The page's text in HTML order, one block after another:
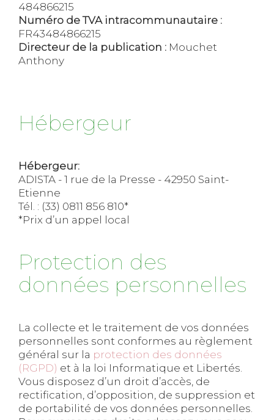
484866215
Numéro de TVA intracommunautaire :
FR43484866215
Directeur de la publication : Mouchet
Anthony
Hébergeur
Hébergeur:
ADISTA - 1 rue de la Presse - 42950 Saint-
Etienne
Tél. : (33) 0811 856 810*
*Prix d’un appel local
Protection des
données personnelles
La collecte et le traitement de vos données
personnelles sont conformes au règlement
général sur la protection des données
(RGPD) et à la loi Informatique et Libertés.
Vous disposez d’un droit d’accès, de
rectification, d’opposition, de suppression et
de portabilité de vos données personnelles.